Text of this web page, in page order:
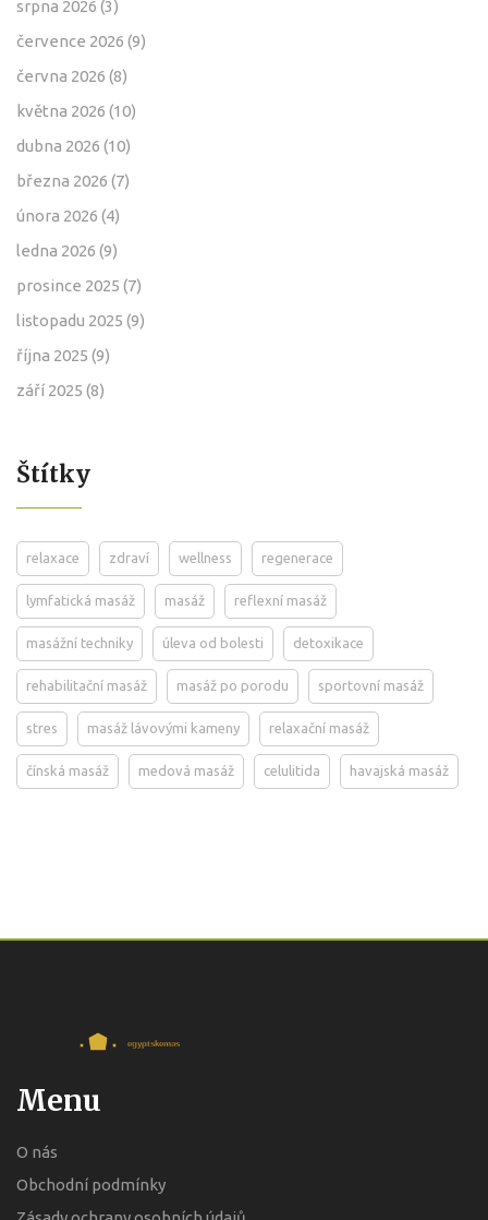
srpna 2026 (3)
července 2026 (9)
června 2026 (8)
května 2026 (10)
dubna 2026 (10)
března 2026 (7)
února 2026 (4)
ledna 2026 (9)
prosince 2025 (7)
listopadu 2025 (9)
října 2025 (9)
září 2025 (8)
Štítky
relaxace zdraví wellness regenerace
lymfatická masáž masáž reflexní masáž
masážní techniky úleva od bolesti detoxikace
rehabilitační masáž masáž po porodu sportovní masáž
stres masáž lávovými kameny relaxační masáž
čínská masáž medová masáž celulitida havajská masáž
Menu
O nás
Obchodní podmínky